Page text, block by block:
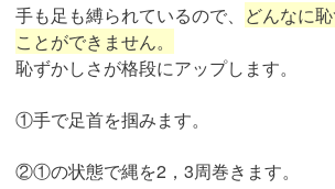
手も足も縛られているので、 どんなに
ことができません。
恥ずかしさが格段にアップします。
①手で足首を掴みます。
②①の状態で縄を2，3周巻きます。